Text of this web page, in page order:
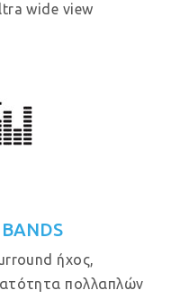
wide view
ήχος,
πολλαπλών